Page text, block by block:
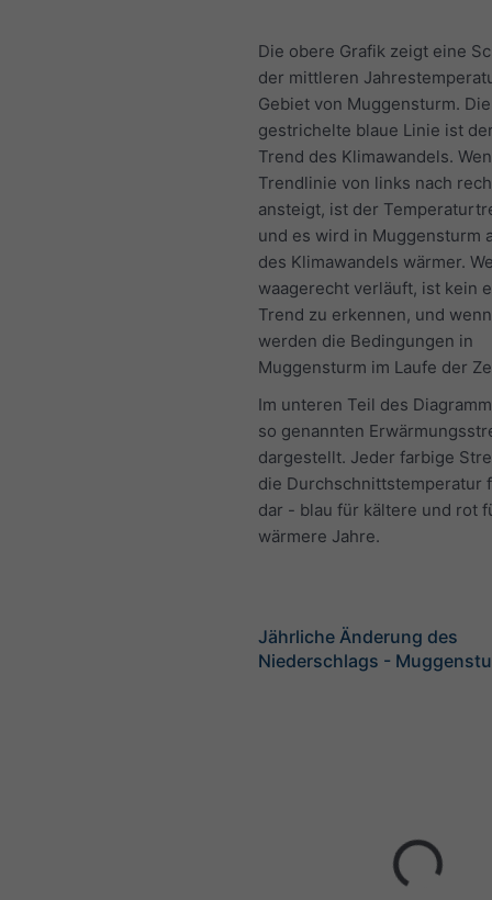
Die obere Grafik zeigt eine
der mittleren
Gebiet von Muggensturm. Die
gestrichelte blaue Linie ist
Trend des Klimawandels.
Trendlinie von links nach
ansteigt, ist der
und es wird in Muggensturm
des Klimawandels wärmer.
waagerecht verläuft, ist kein
Trend zu erkennen, und
werden die Bedingungen in
Muggensturm im Laufe der
Im unteren Teil des
so genannten
dargestellt. Jeder farbige
die Durchschnittstemperatur
dar - blau für kältere und rot
wärmere Jahre.
Jährliche Änderung des
Niederschlags -